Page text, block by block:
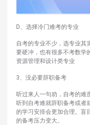
D、选择冷门难考的专业
自考的专业不少，选专业其
要硬冲，也有很多不考数学
资源管理和设计类专业
3、没必要辞职备考
听过来人一句劝，自考的难
听到自考难就辞职备考或者
的学习安排会更加合理。盲
的备考压力变大。